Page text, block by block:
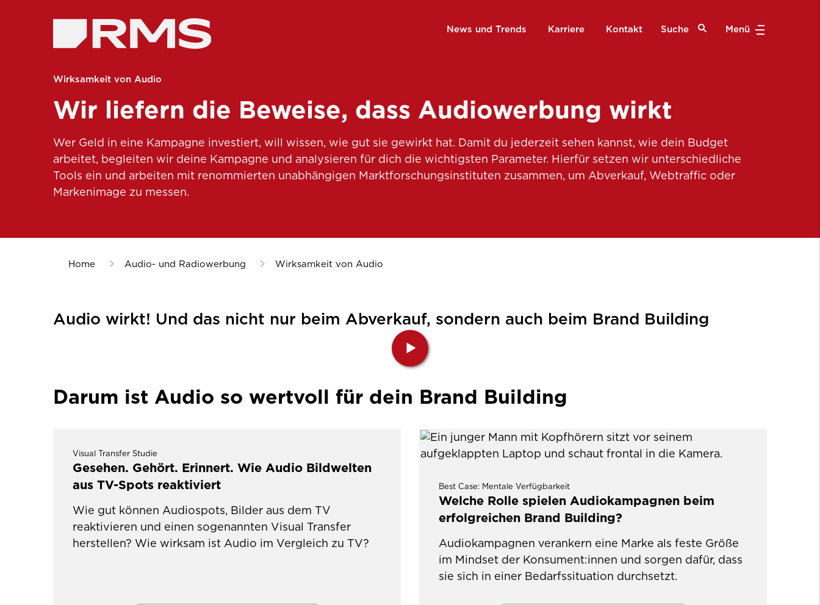
News und Trends Karriere Kontakt Suche Menü
Wirksamkeit von Audio
Wir liefern die Beweise, dass Audiowerbung wirkt
Wer Geld in eine Kampagne investiert, will wissen, wie gut sie gewirkt hat. Damit du jederzeit sehen kannst, wie dein Budget
arbeitet, begleiten wir deine Kampagne und analysieren für dich die wichtigsten Parameter. Hierfür setzen wir unterschiedliche
Tools ein und arbeiten mit renommierten unabhängigen Marktforschungsinstituten zusammen, um Abverkauf, Webtraffic oder
Markenimage zu messen.
Home Audio- und Radiowerbung Wirksamkeit von Audio
Audio wirkt! Und das nicht nur beim Abverkauf, sondern auch beim Brand Building
Darum ist Audio so wertvoll für dein Brand Building
Visual Transfer Studie
Gesehen. Gehört. Erinnert. Wie Audio Bildwelten
aus TV-Spots reaktiviert
Wie gut können Audiospots, Bilder aus dem TV
reaktivieren und einen sogenannten Visual Transfer
herstellen? Wie wirksam ist Audio im Vergleich zu TV?
Best Case: Mentale Verfügbarkeit
Welche Rolle spielen Audiokampagnen beim
erfolgreichen Brand Building?
Audiokampagnen verankern eine Marke als feste Größe
im Mindset der Konsument:innen und sorgen dafür, dass
sie sich in einer Bedarfssituation durchsetzt.